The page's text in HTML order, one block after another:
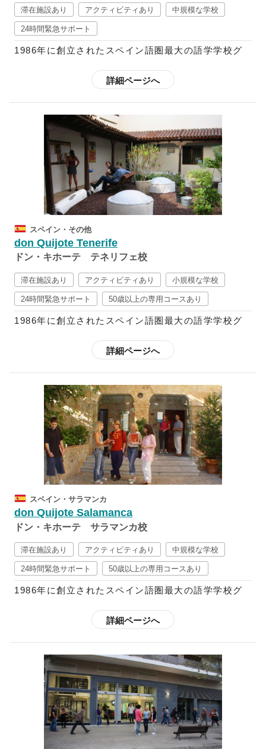
スペイン語中級以上向けには、ビジネス分野でのスペ
イン語を学べるコースや、インターンシップ・ボラン
ティアに参加できるプログラムなども用意されている
ので、初心者～上級者までしっかりと学ぶことができ
祭日以外は開講しているので、スペインの多彩なお祭
りやイベントの開催期間中に特別アクティビティへ参
加することも可能です。さらに、都市によって魅力が
それぞれ異なるスペインを満喫されたい方は、「転校
制度」を利用することも可能です。
滞在施設あり アクティビティあり 中規模な学校
24時間緊急サポート
1986年に創立されたスペイン語圏最大の語学学校グ
国に20校の校舎を展開しており、毎年世界85ヶ国か
スペイン語を「学問」として捉えているドンキホーテ
では、「読む」「書く」「話す」「聞く」の基本4技
能をバランス良く学ぶのと同時に、スペイン語の知識
を深められるようカリキュラムが組まれており、クラ
スも3人～8人の少人数制となっているので、落ち着い
た雰囲気の中で学ぶことができます。
ぶことではない」と考えるドンキホーテでは、各校舎
ごとにその土地ならではの豊富なアクティビティを用
意しています。週末には近隣都市への遠足にも参加す
ることが可能なので、スペイン語の勉強だけではなく
文化を十分に体感することもできます。さらに、都市
によって魅力がそれぞれ異なるスペインを満喫された
い方は、「転校制度」を利用することも可能です。
詳細ページへ
スペイン・その他
don Quijote Tenerife
ドン・キホーテ テネリフェ校
滞在施設あり アクティビティあり 小規模な学校
24時間緊急サポート 50歳以上の専用コースあり
1986年に創立されたスペイン語圏最大の語学学校グ
国に20校の校舎を展開しており、毎年世界85ヶ国か
スペイン語を「学問」として捉えているドンキホーテ
では、「読む」「書く」「話す」「聞く」の基本4技
能をバランス良く学ぶのと同時に、スペイン語の知識
を深められるようカリキュラムが組まれており、クラ
スも3人～8人の少人数制となっているので、落ち着い
た雰囲気の中で学ぶことができます。
ぶことではない」と考えるドンキホーテでは、各校舎
ごとにその土地ならではの豊富なアクティビティを用
意しています。週末には近隣都市への遠足にも参加す
ることが可能なので、スペイン語の勉強だけではなく
文化を十分に体感することもできます。さらに、都市
によって魅力がそれぞれ異なるスペインを満喫された
い方は、「転校制度」を利用することも可能です。
詳細ページへ
スペイン・サラマンカ
don Quijote Salamanca
ドン・キホーテ サラマンカ校
滞在施設あり アクティビティあり 中規模な学校
24時間緊急サポート 50歳以上の専用コースあり
1986年に創立されたスペイン語圏最大の語学学校グ
国に20校の校舎を展開しており、毎年世界85ヶ国か
スペイン語を「学問」として捉えているドンキホーテ
では、「読む」「書く」「話す」「聞く」の基本4技
能をバランス良く学ぶのと同時に、スペイン語の知識
を深められるようカリキュラムが組まれており、クラ
スも3人～8人の少人数制となっているので、落ち着い
た雰囲気の中で学ぶことができます。
詳細ページへ